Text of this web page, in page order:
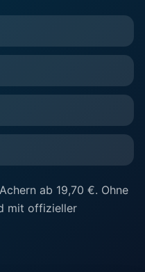
ab 19,70 €. Ohne
mit offizieller